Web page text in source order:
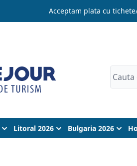
Acceptam plata cu
Litoral 2026 Bulgaria 2026